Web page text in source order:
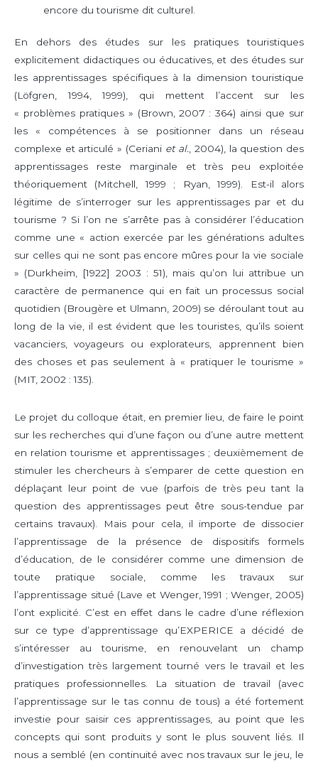
encore du tourisme dit culturel.
En dehors des études sur les pratiques touristiques
explicitement didactiques ou éducatives, et des études sur
les apprentissages spécifiques à la dimension touristique
(Löfgren, 1994, 1999), qui mettent l’accent sur les
« problèmes pratiques » (Brown, 2007 : 364) ainsi que sur
les « compétences à se positionner dans un réseau
complexe et articulé » (Ceriani et al. , 2004), la question des
apprentissages reste marginale et très peu exploitée
théoriquement (Mitchell, 1999 ; Ryan, 1999). Est-il alors
légitime de s’interroger sur les apprentissages par et du
tourisme ? Si l’on ne s’arrête pas à considérer l’éducation
comme une « action exercée par les générations adultes
sur celles qui ne sont pas encore mûres pour la vie sociale
» (Durkheim, [1922] 2003 : 51), mais qu’on lui attribue un
caractère de permanence qui en fait un processus social
quotidien (Brougère et Ulmann, 2009) se déroulant tout au
long de la vie, il est évident que les touristes, qu’ils soient
vacanciers, voyageurs ou explorateurs, apprennent bien
des choses et pas seulement à « pratiquer le tourisme »
(MIT, 2002 : 135).
Le projet du colloque était, en premier lieu, de faire le point
sur les recherches qui d’une façon ou d’une autre mettent
en relation tourisme et apprentissages ; deuxièmement de
stimuler les chercheurs à s’emparer de cette question en
déplaçant leur point de vue (parfois de très peu tant la
question des apprentissages peut être sous-tendue par
certains travaux). Mais pour cela, il importe de dissocier
l’apprentissage de la présence de dispositifs formels
d’éducation, de le considérer comme une dimension de
toute pratique sociale, comme les travaux sur
l’apprentissage situé (Lave et Wenger, 1991 ; Wenger, 2005)
l’ont explicité. C’est en effet dans le cadre d’une réflexion
sur ce type d’apprentissage qu’EXPERICE a décidé de
s’intéresser au tourisme, en renouvelant un champ
d’investigation très largement tourné vers le travail et les
pratiques professionnelles. La situation de travail (avec
l’apprentissage sur le tas connu de tous) a été fortement
investie pour saisir ces apprentissages, au point que les
concepts qui sont produits y sont le plus souvent liés. Il
nous a semblé (en continuité avec nos travaux sur le jeu, le